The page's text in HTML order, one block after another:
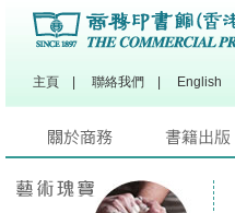
主頁 聯絡我們 English